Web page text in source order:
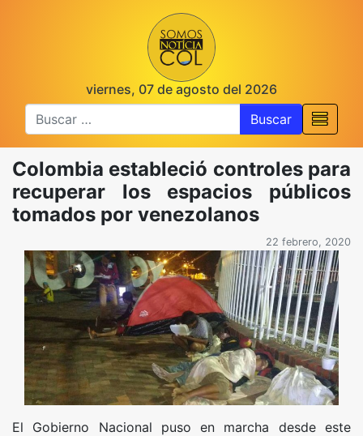
viernes, 07 de agosto del 2026
Buscar
Colombia estableció controles para
recuperar los espacios públicos
tomados por venezolanos
22 febrero, 2020
El Gobierno Nacional puso en marcha desde este